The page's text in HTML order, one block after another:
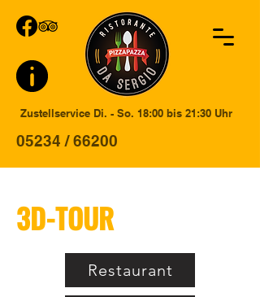
Zustellservice Di. - So. 18:00 bis 21:30 Uhr
05234 / 66200
3D-TOUR
Restaurant